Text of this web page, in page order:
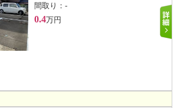
間取り： -
0.4万円